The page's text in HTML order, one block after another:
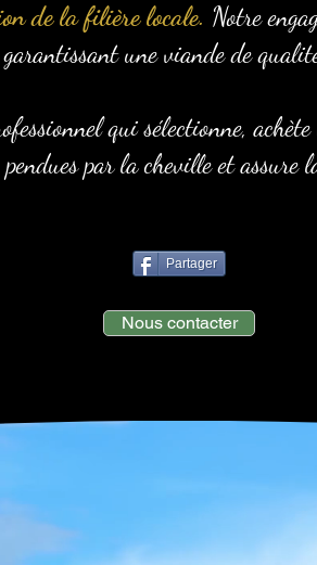
de la filière locale. Notre
une viande de
qui sélectionne,
par la cheville et assure
Partager
Nous contacter